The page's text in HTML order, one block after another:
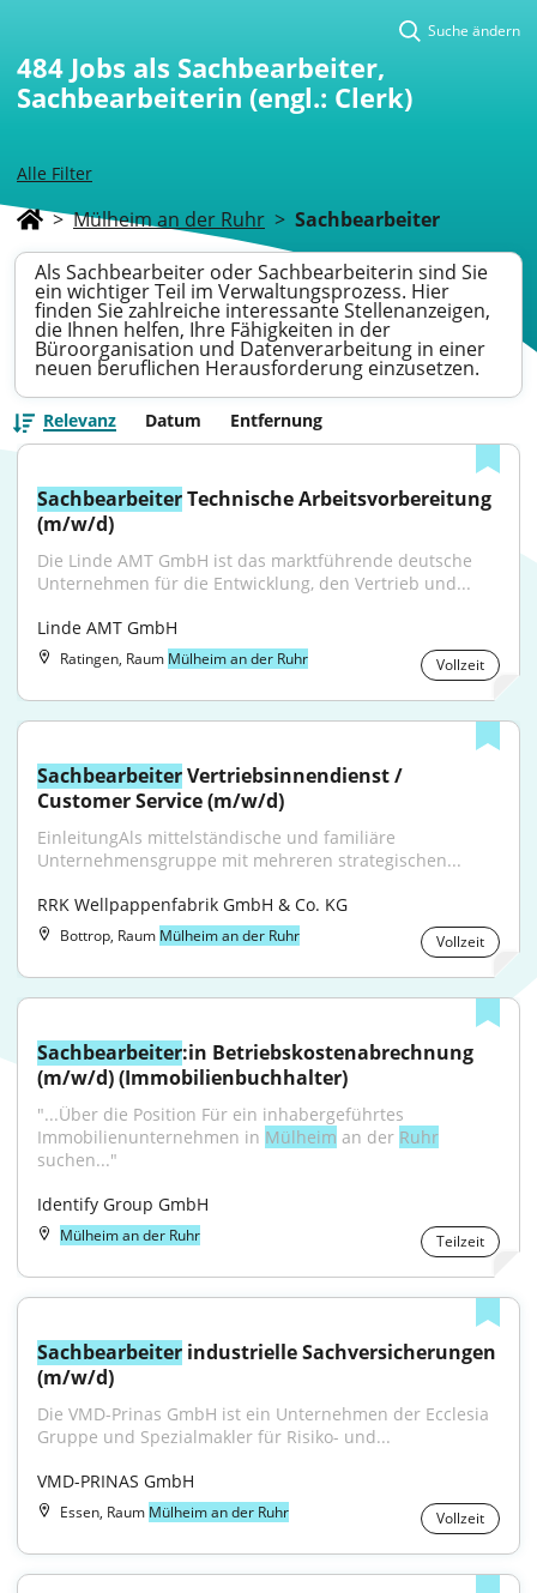
Alle Filter
Suche ändern
484 Jobs als Sachbearbeiter,
Sachbearbeiterin (engl.: Clerk)
> Mülheim an der Ruhr > Sachbearbeiter
Als Sachbearbeiter oder Sachbearbeiterin sind Sie
ein wichtiger Teil im Verwaltungsprozess. Hier
finden Sie zahlreiche interessante Stellenanzeigen,
die Ihnen helfen, Ihre Fähigkeiten in der
Büroorganisation und Datenverarbeitung in einer
neuen beruflichen Herausforderung einzusetzen.
Relevanz Datum Entfernung
Sachbearbeiter Technische Arbeitsvorbereitung
(m/w/d)
Die Linde AMT GmbH ist das marktführende deutsche
Unternehmen für die Entwicklung, den Vertrieb und...
Linde AMT GmbH
Ratingen, Raum Mülheim an der Ruhr Vollzeit
Sachbearbeiter Vertriebsinnendienst /
Customer Service (m/w/d)
EinleitungAls mittelständische und familiäre
Unternehmensgruppe mit mehreren strategischen...
RRK Wellpappenfabrik GmbH & Co. KG
Bottrop, Raum Mülheim an der Ruhr Vollzeit
Sachbearbeiter:in Betriebskostenabrechnung
(m/w/d) (Immobilienbuchhalter)
"...Über die Position Für ein inhabergeführtes
Immobilienunternehmen in Mülheim an der Ruhr
suchen..."
Identify Group GmbH
Mülheim an der Ruhr Teilzeit
Sachbearbeiter industrielle Sachversicherungen
(m/w/d)
Die VMD-Prinas GmbH ist ein Unternehmen der Ecclesia
Gruppe und Spezialmakler für Risiko- und...
VMD-PRINAS GmbH
Essen, Raum Mülheim an der Ruhr Vollzeit